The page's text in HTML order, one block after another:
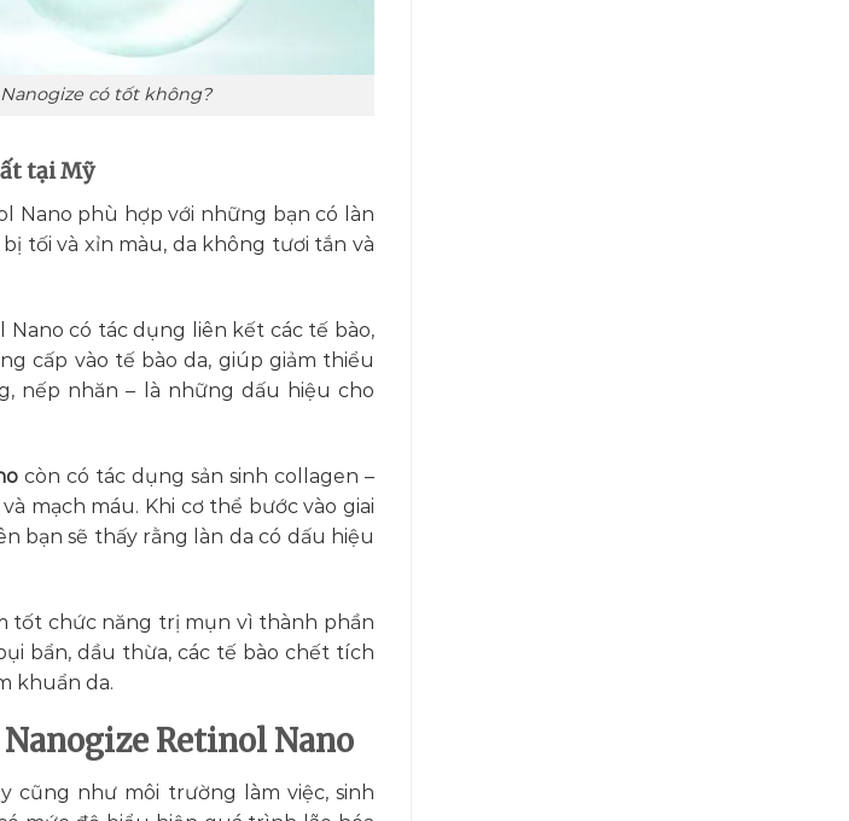
có tốt không?
tại Mỹ
Nano phù hợp với những bạn có làn
tối và xỉn màu, da không tươi tắn và
có tác dụng liên kết các tế bào,
cấp vào tế bào da, giúp giảm thiểu
nếp nhăn – là những dấu hiệu cho
còn có tác dụng sản sinh collagen –
mạch máu. Khi cơ thể bước vào giai
bạn sẽ thấy rằng làn da có dấu hiệu
tốt chức năng trị mụn vì thành phần
bẩn, dầu thừa, các tế bào chết tích
khuẩn da.
Retinol Nano
cũng như môi trường làm việc, sinh